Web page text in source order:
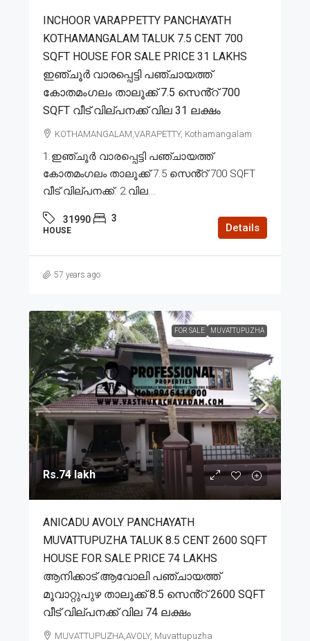
INCHOOR VARAPPETTY PANCHAYATH
KOTHAMANGALAM TALUK 7.5 CENT 700
SQFT HOUSE FOR SALE PRICE 31 LAKHS
ഇഞ്ചൂർ വാരപ്പെട്ടി പഞ്ചായത്ത്
കോതമംഗലം താലൂക്ക് 7.5 സെൻ്റ് 700
SQFT വീട് വില്പനക്ക് വില 31 ലക്ഷം
KOTHAMANGALAM,VARAPETTY, Kothamangalam
1.ഇഞ്ചൂർ വാരപ്പെട്ടി പഞ്ചായത്ത്
കോതമംഗലം താലൂക്ക് 7.5 സെൻ്റ് 700 SQFT
വീട് വില്പനക്ക്. 2.വില...
31990 3
HOUSE Details
57 years ago
FOR SALE MUVATTUPUZHA
Rs.74 lakh
ANICADU AVOLY PANCHAYATH
MUVATTUPUZHA TALUK 8.5 CENT 2600 SQFT
HOUSE FOR SALE PRICE 74 LAKHS
ആനിക്കാട് ആവോലി പഞ്ചായത്ത്
മൂവാറ്റുപുഴ താലൂക്ക് 8.5 സെൻ്റ് 2600 SQFT
വീട് വില്പനക്ക് വില 74 ലക്ഷം
MUVATTUPUZHA,AVOLY, Muvattupuzha